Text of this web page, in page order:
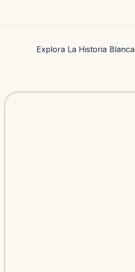
Explora La Historia Blanca